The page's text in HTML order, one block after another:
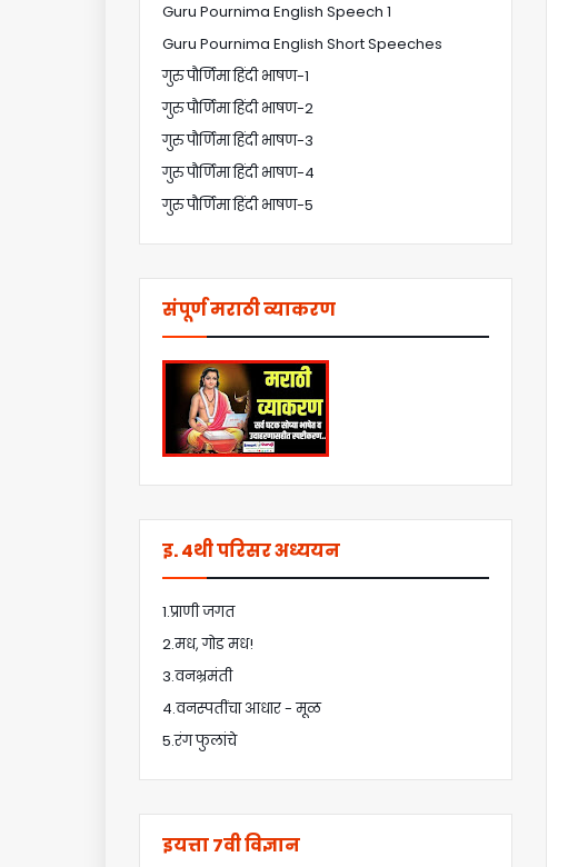
Guru Pournima English Speech 1
Guru Pournima English Short Speeches
गुरु पौर्णिमा हिंदी भाषण-1
गुरु पौर्णिमा हिंदी भाषण-2
गुरु पौर्णिमा हिंदी भाषण-3
गुरु पौर्णिमा हिंदी भाषण-4
गुरु पौर्णिमा हिंदी भाषण-5
संपूर्ण मराठी व्याकरण
इ. 4थी परिसर अध्ययन
1.प्राणी जगत
2.मध, गोड मध!
3.वनभ्रमंती
4.वनस्पतींचा आधार - मूळ
5.रंग फुलांचे
इयत्ता 7वी विज्ञान